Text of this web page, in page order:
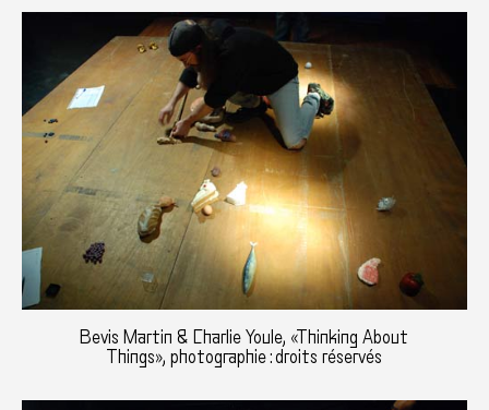
Bevis Martin & Charlie Youle, «Thinking About
Things», photographie : droits réservés